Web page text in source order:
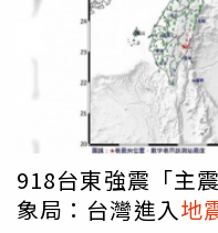
918台東強震「主
象局：台灣進入地